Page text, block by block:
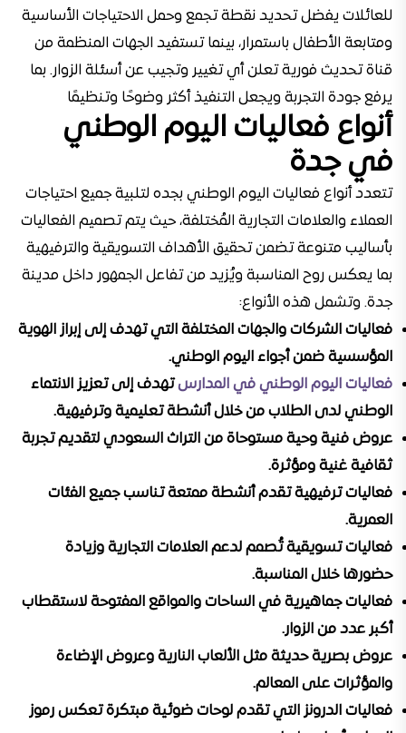
للعائلات يفضل تحديد نقطة تجمع وحمل الاحتياجات الأساسية
ومتابعة الأطفال باستمرار، بينما تستفيد الجهات المنظمة من
قناة تحديث فورية تعلن أي تغيير وتجيب عن أسئلة الزوار. بما
يرفع جودة التجربة ويجعل التنفيذ أكثر وضوحًا وتنظيمًا
أنواع فعاليات اليوم الوطني
في جدة
تتعدد أنواع فعاليات اليوم الوطني بجده لتلبية جميع احتياجات
العملاء والعلامات التجارية المُختلفة، حيث يتم تصميم الفعاليات
بأساليب متنوعة تضمن تحقيق الأهداف التسويقية والترفيهية
بما يعكس روح المناسبة ويُزيد من تفاعل الجمهور داخل مدينة
جدة. وتشمل هذه الأنواع:
فعاليات الشركات والجهات المختلفة التي تهدف إلى إبراز الهوية
المؤسسية ضمن أجواء اليوم الوطني.
فعاليات اليوم الوطني في المدارستهدف إلى تعزيز الانتماء
الوطني لدى الطلاب من خلال أنشطة تعليمية وترفيهية.
عروض فنية وحية مستوحاة من التراث السعودي لتقديم تجربة
ثقافية غنية ومؤثرة.
فعاليات ترفيهية تقدم أنشطة ممتعة تناسب جميع الفئات
العمرية.
فعاليات تسويقية تُصمم لدعم العلامات التجارية وزيادة
حضورها خلال المناسبة.
فعاليات جماهيرية في الساحات والمواقع المفتوحة لاستقطاب
أكبر عدد من الزوار.
عروض بصرية حديثة مثل الألعاب النارية وعروض الإضاءة
والمؤثرات على المعالم.
فعاليات الدرونز التي تقدم لوحات ضوئية مبتكرة تعكس رموز